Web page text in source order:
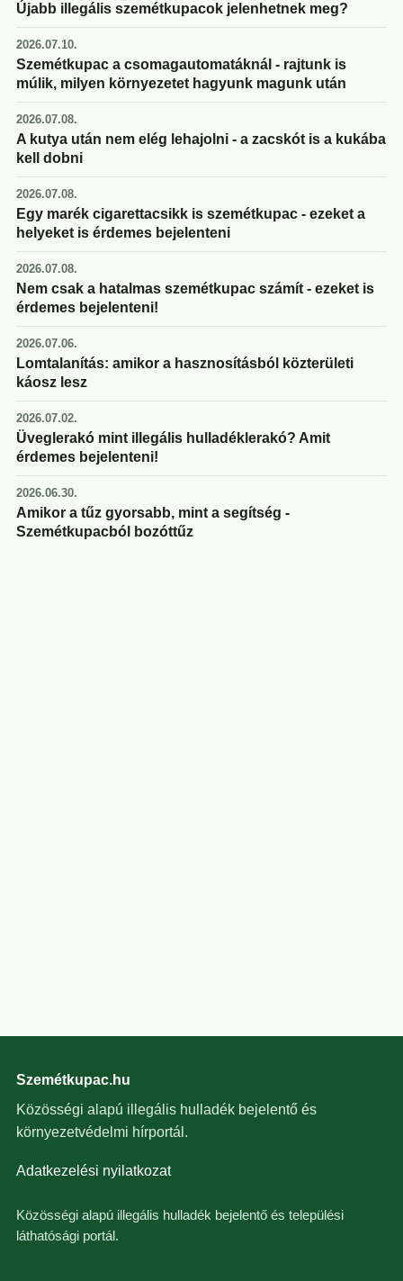
Újabb illegális szemétkupacok jelenhetnek meg?
2026.07.10.
Szemétkupac a csomagautomatáknál - rajtunk is
múlik, milyen környezetet hagyunk magunk után
2026.07.08.
A kutya után nem elég lehajolni - a zacskót is a kukába
kell dobni
2026.07.08.
Egy marék cigarettacsikk is szemétkupac - ezeket a
helyeket is érdemes bejelenteni
2026.07.08.
Nem csak a hatalmas szemétkupac számít - ezeket is
érdemes bejelenteni!
2026.07.06.
Lomtalanítás: amikor a hasznosításból közterületi
káosz lesz
2026.07.02.
Üveglerakó mint illegális hulladéklerakó? Amit
érdemes bejelenteni!
2026.06.30.
Amikor a tűz gyorsabb, mint a segítség -
Szemétkupacból bozóttűz
Szemétkupac.hu
Közösségi alapú illegális hulladék bejelentő és
környezetvédelmi hírportál.
Adatkezelési nyilatkozat
Közösségi alapú illegális hulladék bejelentő és települési
láthatósági portál.